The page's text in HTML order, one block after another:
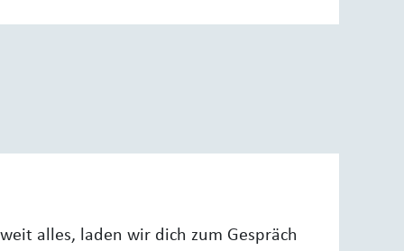
alles, laden wir dich zum Gespräch